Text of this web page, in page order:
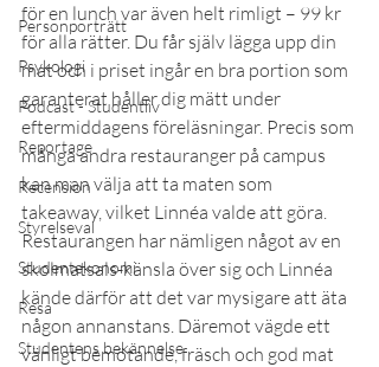
Personporträtt
Psykologi
Podcast - Studentliv
Reportage
Recension
Styrelseval
Studentekonomi
Resa
Studentens bekännelse
för en lunch var även helt rimligt – 99 kr
för alla rätter. Du får själv lägga upp din
mat och i priset ingår en bra portion som
garanterat håller dig mätt under
eftermiddagens föreläsningar. Precis som
många andra restauranger på campus
kan man välja att ta maten som
takeaway, vilket Linnéa valde att göra.
Restaurangen har nämligen något av en
skolmatsals-känsla över sig och Linnéa
kände därför att det var mysigare att äta
någon annanstans. Däremot vägde ett
vänligt bemötande, fräsch och god mat